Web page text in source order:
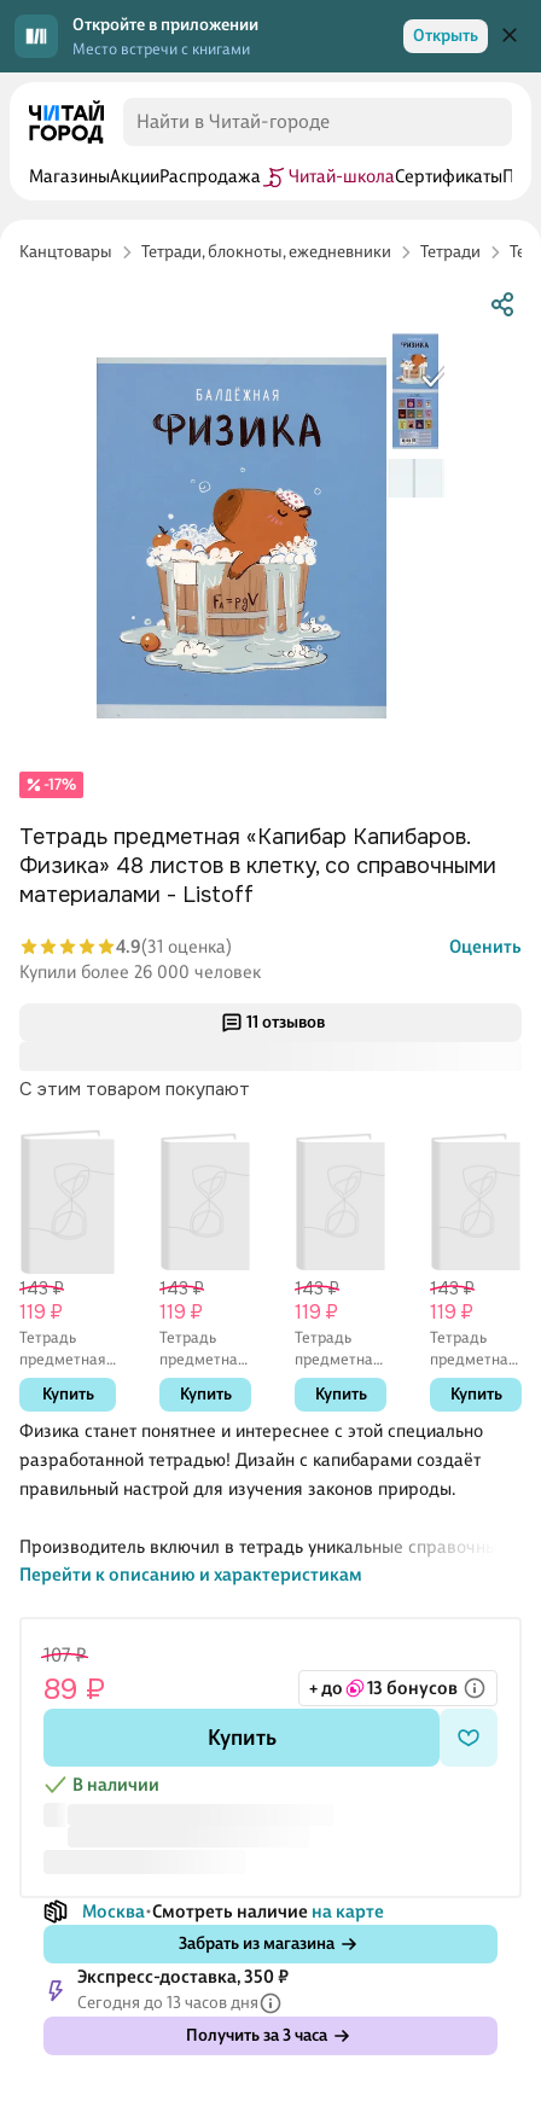
Откройте в приложении
Место встречи с книгами
Открыть
МагазиныАкцииРаспродажа Читай-школаСертификаты
Канцтовары Тетради, блокноты, ежедневники Тетради
11 отзывов
Физика станет понятнее и интереснее с этой специально
разработанной тетрадью! Дизайн с капибарами создаёт
правильный настрой для изучения законов природы.
Производитель включил в тетрадь уникальные справочные
материалы. 48 листов белоснежной бумаги в чёткую клетку
Удобный формат А5 легко помещается в рюкзак.
Перейти к описанию и характеристикам
С этим товаром покупают
143 ₽
119 ₽
Тетрадь
предметная
«Scientific.
Английский
язык» 48
клетку, со
справочными
Купить
143 ₽
119 ₽
Тетрадь
предметная
«Scientific.
Русский
язык» 48
линейку, со
справочными
Купить
143 ₽
119 ₽
Тетрадь
предметная
«Scientific.
История» 48
листов в
справочными
материалами
Купить
143 ₽
119 ₽
Тетрадь
предметная
«Scientific.
Литература»
48 листов в
справочными
материалами
Купить
-17%
Тетрадь предметная «Капибар Капибаров.
Физика» 48 листов в клетку, со справочными
материалами - Listoff
4.9(31 оценка)
Оценить
Купили более 26 000 человек
107 ₽
89 ₽ + до 13 бонусов
Купить
В наличии
Москва Смотреть наличие на карте
Забрать из магазина
Экспресс-доставка, 350 ₽
Сегодня до 13 часов дня
Получить за 3 часа